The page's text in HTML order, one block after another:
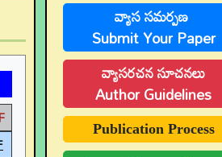
👉 UGC-CARE Coverage
👉 UGC-CARE రద్దు
వ్యాస సమర్పణ
Submit Your Paper
వ్యాసరచన సూచనలు
Author Guidelines
Publication Process